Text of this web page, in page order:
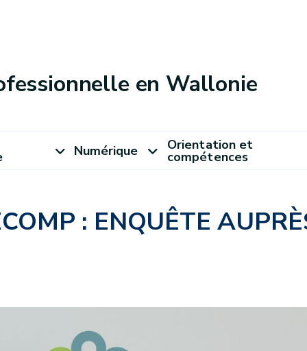
en Wallonie
Numérique Orientation et
compétences
: ENQUÊTE